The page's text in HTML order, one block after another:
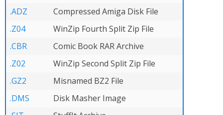
.ADZ
Compressed Amiga Disk File
.Z04
WinZip Fourth Split Zip File
.CBR
Comic Book RAR Archive
.Z02
WinZip Second Split Zip File
.GZ2
Misnamed BZ2 File
.DMS
Disk Masher Image